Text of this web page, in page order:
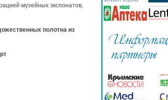
музейных экспонатов,
полотна из